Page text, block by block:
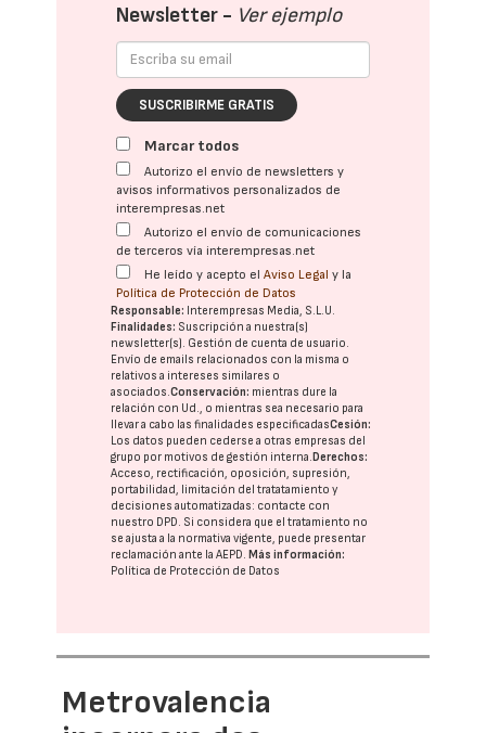
Newsletter - Ver ejemplo
SUSCRIBIRME GRATIS
Marcar todos
Autorizo el envío de newsletters y
avisos informativos personalizados de
interempresas.net
Autorizo el envío de comunicaciones
de terceros vía interempresas.net
He leído y acepto elAviso Legal y la
Política de Protección de Datos
Responsable: Interempresas Media, S.L.U.
Finalidades: Suscripción a nuestra(s)
newsletter(s). Gestión de cuenta de usuario.
Envío de emails relacionados con la misma o
relativos a intereses similares o
asociados.Conservación: mientras dure la
relación con Ud., o mientras sea necesario para
llevar a cabo las finalidades especificadasCesión:
Los datos pueden cederse a otras empresas del
grupo por motivos de gestión interna.Derechos:
Acceso, rectificación, oposición, supresión,
portabilidad, limitación del tratatamiento y
decisiones automatizadas: contacte con
nuestro DPD. Si considera que el tratamiento no
se ajusta a la normativa vigente, puede presentar
reclamación ante laAEPD.Más información:
Política de Protección de Datos
Metrovalencia